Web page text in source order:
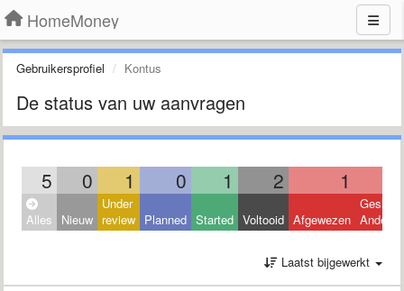
HomeMoney
Gebruikersprofiel Kontus
De status van uw aanvragen
5 0 1 0 1 2 1
Alles Nieuw
Under
review Planned Started Voltooid Afgewezen Andere
Laatst bijgewerkt